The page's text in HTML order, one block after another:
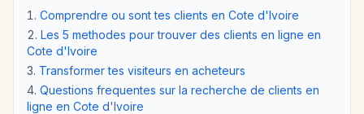
Comprendre ou sont tes clients en Cote d'Ivoire
Les 5 methodes pour trouver des clients en ligne en
Cote d'Ivoire
Transformer tes visiteurs en acheteurs
Questions frequentes sur la recherche de clients en
ligne en Cote d'Ivoire